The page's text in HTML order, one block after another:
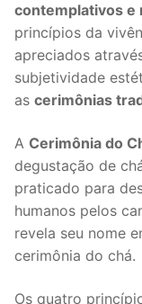
contemplativos e
princípios da
apreciados
subjetividade
as cerimônias
A Cerimônia do
degustação de
praticado para
humanos pelos
revela seu nome
cerimônia do chá.
Os quatro